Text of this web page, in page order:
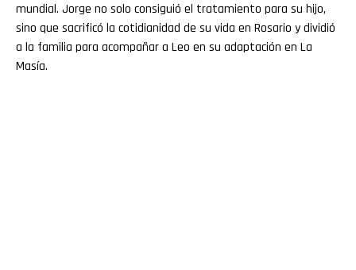
mundial. Jorge no solo consiguió el tratamiento para su hijo,
sino que sacrificó la cotidianidad de su vida en Rosario y dividió
a la familia para acompañar a Leo en su adaptación en La
Masía.